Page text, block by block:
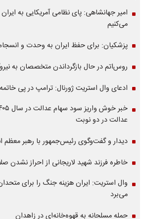
امیر جهانشاهی: پای نظامی آمریکایی به
می‌کنیم
پزشکیان: برای حفظ ایران به وحدت و انسجام
روس‌اتم در حال بازگرداندن متخصصان به
ادعای وال استریت ژورنال: ترامپ در پی
عدالت در دو نوبت
دیدار و گفت‌وگوی رئیس‌جمهور با رهبر معظم
خاطره فرزند شهید لاریجانی از احراز
وال استریت: ایران هزینه جنگ را برای متحدان
می‌برد
حمله مسلحانه به قهوه‌خانه‌ای در زاهدان